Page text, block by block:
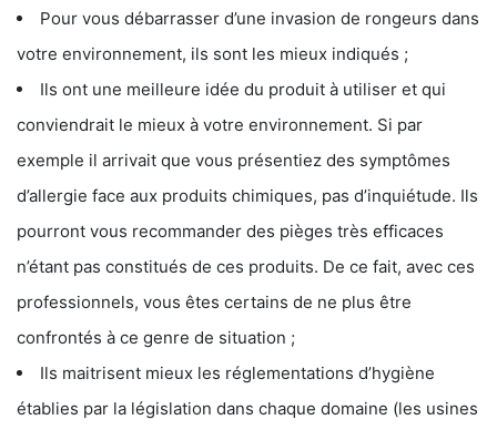
Pour vous débarrasser d’une invasion de rongeurs dans
votre environnement, ils sont les mieux indiqués ;
Ils ont une meilleure idée du produit à utiliser et qui
conviendrait le mieux à votre environnement. Si par
exemple il arrivait que vous présentiez des symptômes
d’allergie face aux produits chimiques, pas d’inquiétude. Ils
pourront vous recommander des pièges très efficaces
n’étant pas constitués de ces produits. De ce fait, avec ces
professionnels, vous êtes certains de ne plus être
confrontés à ce genre de situation ;
Ils maitrisent mieux les réglementations d’hygiène
établies par la législation dans chaque domaine (les usines